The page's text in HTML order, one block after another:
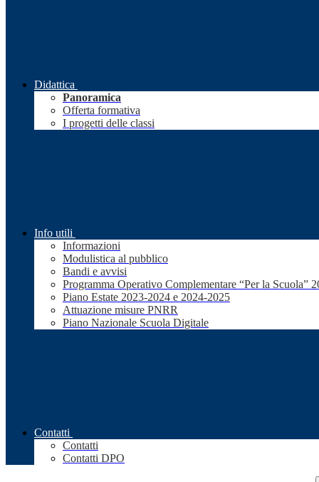
Didattica
Panoramica
Offerta formativa
I progetti delle classi
Info utili
Informazioni
Modulistica al pubblico
Bandi e avvisi
Programma Operativo Complementare “Per la Scuola”
Piano Estate 2023-2024 e 2024-2025
Attuazione misure PNRR
Piano Nazionale Scuola Digitale
Contatti
Contatti
Contatti DPO